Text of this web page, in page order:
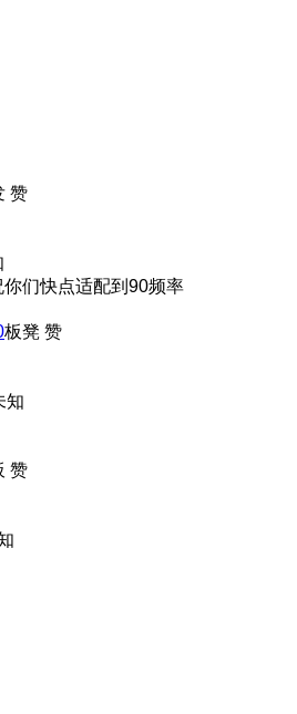
赞
们快点适配到90频率
板凳 赞
知
赞